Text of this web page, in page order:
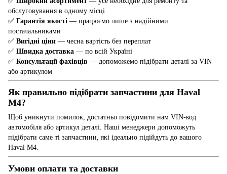
обслуговування в одному місці
✅ Гарантія якості — працюємо лише з надійними
постачальниками
✅ Вигідні ціни — чесна вартість без переплат
✅ Швидка доставка — по всій Україні
✅ Консультації фахівців — допоможемо підібрати деталі за VIN
або артикулом
Як правильно підібрати запчастини для Haval
M4?
Щоб уникнути помилок, достатньо повідомити нам VIN-код
автомобіля або артикул деталі. Наші менеджери допоможуть
підібрати саме ті запчастини, які ідеально підійдуть до вашого
Haval M4.
Умови оплати та доставки